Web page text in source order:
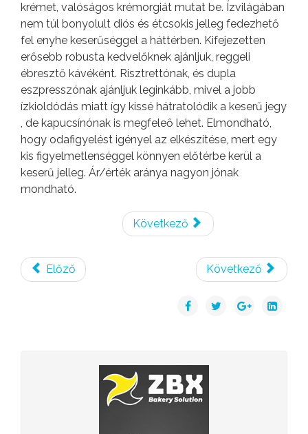
krémet, valóságos krémorgiát mutat be. Ízvilágában
nem túl bonyolult diós és étcsokis jelleg fedezhető
fel enyhe keserűséggel a háttérben. Kifejezetten
erősebb robusta kedvelőknek ajánljuk, reggeli
ébresztő kávéként. Risztrettónak, és dupla
eszpresszónak ajánljuk leginkább, mivel a jobb
ízkioldódás miatt így kissé hátratolódik a keserű jegy
, de kapucsínónak is megfeleő lehet. Elmondható,
hogy odafigyelést igényel az elkészítése, mert egy
kis figyelmetlenséggel könnyen előtérbe kerül a
keserű jelleg. Ár/érték aránya nagyon jónak
mondható.
Következő
Előző Következő